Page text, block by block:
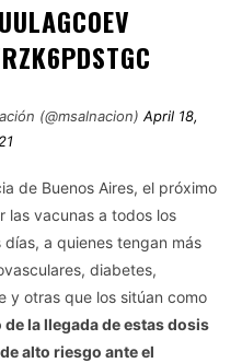
(@msalnacion) April 18,
de Buenos Aires, el próximo
las vacunas a todos los
a quienes tengan más
diabetes,
y otras que los sitúan como
de la llegada de estas dosis
alto riesgo ante el